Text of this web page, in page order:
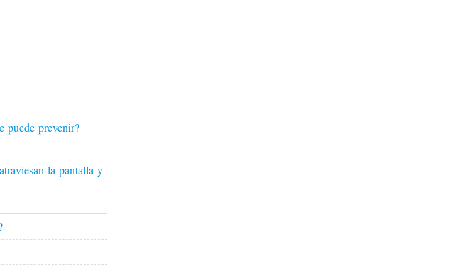
puede prevenir?
la pantalla y luego se apaga?